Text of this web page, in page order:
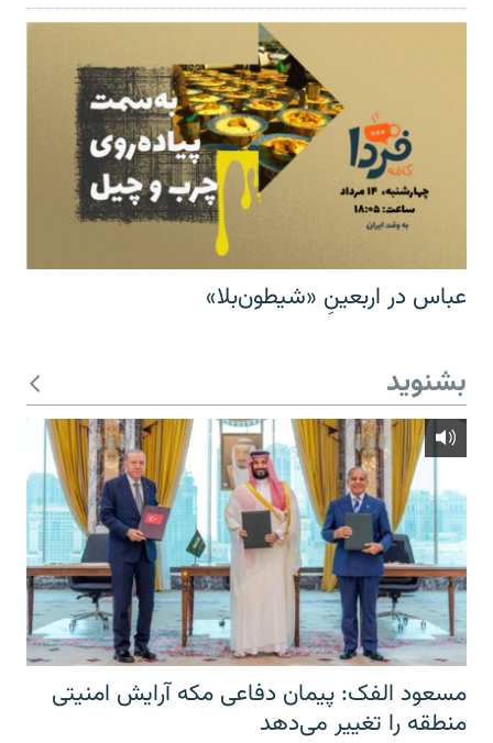
عباس در اربعینِ «شیطون‌بلا»
بشنوید
مسعود الفک: پیمان دفاعی مکه آرایش امنیتی
منطقه را تغییر می‌دهد